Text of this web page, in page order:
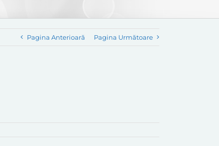
Pagina Anterioară Pagina Următoare